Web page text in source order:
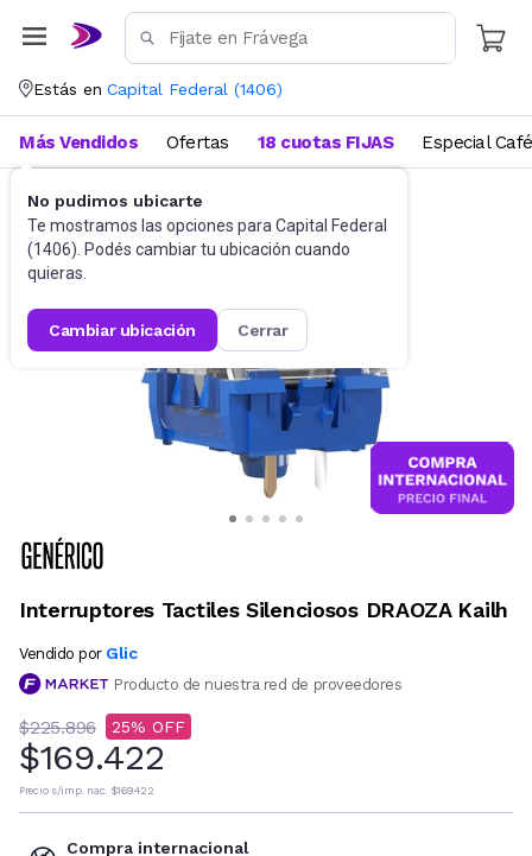
Estás en Capital Federal (1406)
No pudimos ubicarte
Te mostramos las opciones para Capital Federal
(1406). Podés cambiar tu ubicación cuando
quieras.
cambiar ubicación cerrar
Más Vendidos Ofertas 18 cuotas FIJAS Especial Café
Accesorios de Informática
Interruptores Tactiles Silenciosos DRAOZA Kailh
Vendido por Glic
Producto de nuestra red de proveedores
$225.896 25
$169.422
Precio s/imp. nac. $169.422
Compra internacional